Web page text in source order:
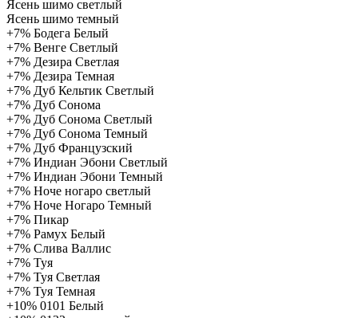
Ясень шимо светлый
Ясень шимо темный
+7% Бодега Белый
+7% Венге Светлый
+7% Дезира Светлая
+7% Дезира Темная
+7% Дуб Кельтик Светлый
+7% Дуб Сонома
+7% Дуб Сонома Светлый
+7% Дуб Сонома Темный
+7% Дуб Французский
+7% Индиан Эбони Светлый
+7% Индиан Эбони Темный
+7% Ноче ногаро светлый
+7% Ноче Ногаро Темный
+7% Пикар
+7% Рамух Белый
+7% Слива Валлис
+7% Туя
+7% Туя Светлая
+7% Туя Темная
+10% 0101 Белый